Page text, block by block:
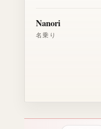
Nanori
名乗り